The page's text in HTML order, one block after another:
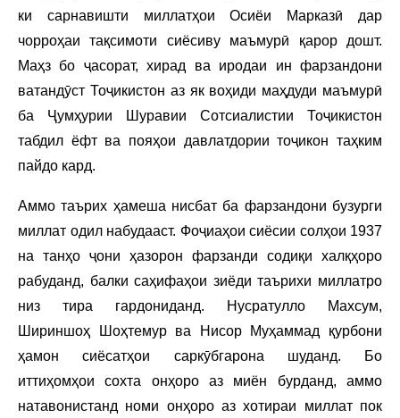
ки сарнавишти миллатҳои Осиёи Марказӣ дар
чорроҳаи тақсимоти сиёсиву маъмурӣ қарор дошт.
Маҳз бо ҷасорат, хирад ва иродаи ин фарзандони
ватандӯст Тоҷикистон аз як воҳиди маҳдуди маъмурӣ
ба Ҷумҳурии Шуравии Сотсиалистии Тоҷикистон
табдил ёфт ва пояҳои давлатдории тоҷикон таҳким
пайдо кард.
Аммо таърих ҳамеша нисбат ба фарзандони бузурги
миллат одил набудааст. Фоҷиаҳои сиёсии солҳои 1937
на танҳо ҷони ҳазорон фарзанди содиқи халқҳоро
рабуданд, балки саҳифаҳои зиёди таърихи миллатро
низ тира гардониданд. Нусратулло Махсум,
Шириншоҳ Шоҳтемур ва Нисор Муҳаммад қурбони
ҳамон сиёсатҳои саркӯбгарона шуданд. Бо
иттиҳомҳои сохта онҳоро аз миён бурданд, аммо
натавонистанд номи онҳоро аз хотираи миллат пок